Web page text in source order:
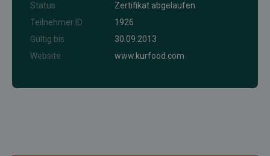
Status
Zertifikat abgelaufen
Teilnehmer ID
1926
Gültig bis
30.09.2013
Website
www.kurfood.com